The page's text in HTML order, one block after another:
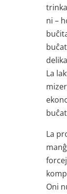
ni –
La
La
Oni